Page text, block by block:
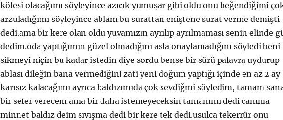
kölesi olacağımı söyleyince azıcık yumuşar gibi oldu onu beğendiğimi
arzuladığımı söyleyince ablam bu surattan eniştene surat verme demişti
dedi.ama bir kere olan oldu yuvamızın ayrılıp ayrılmaması senin elinde
dedim.oda yaptığımın güzel olmadığını asla onaylamadığını söyledi beni
sikmeyi niçin bu kadar istedin diye sordu bense bir sürü palavra uydurup
ablası dileğin bana vermediğini zati yeni doğum yaptığı içinde en az 2 ay
karısız kalacağımı ayrıca baldızımıda çok sevdiğmi söyledim, tamam
bir sefer verecem ama bir daha istemeyeceksin tamammı dedi canıma
minnet baldız deim sıvışma dedi bir kere tek dedi.usulca tekerrür onu